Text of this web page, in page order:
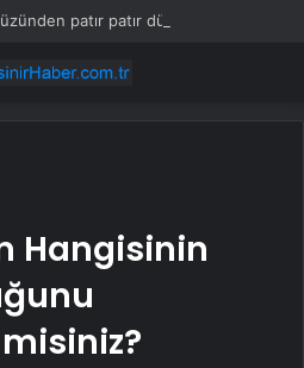
patır patır düşüyor
Hangisinin